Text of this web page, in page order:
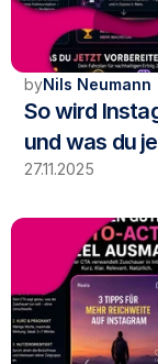
byNils Neumann
So wird
und was du
27.11.2025